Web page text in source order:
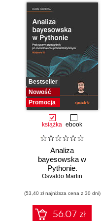
Bestseller
Nowość
Promocja
książka ebook
Analiza
bayesowska w
Pythonie.
Praktyczny
modelowaniu
probabilistycznym.
Wydanie III
Osvaldo Martin
(53,40 zł najniższa cena z 30 dni)
56.07 zł